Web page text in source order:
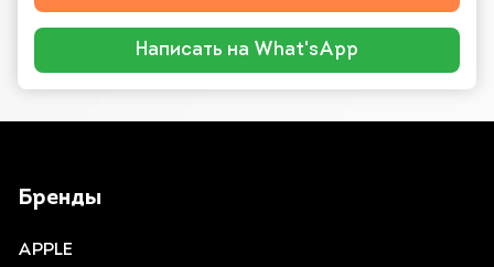
Написать на What'sApp
Бренды
APPLE